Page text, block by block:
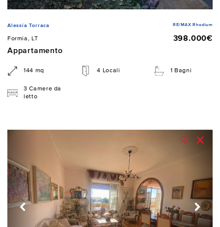
Alessia Torraca RE/MAX Rhodium
Formia, LT
398.000€
Appartamento
144 mq 4 Locali 1 Bagni
3 Camere da
letto